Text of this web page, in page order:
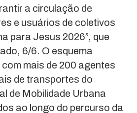
a circulação de
e usuários de coletivos
para Jesus 2026”, que
6/6. O esquema
mais de 200 agentes
de transportes do
de Mobilidade Urbana
ao longo do percurso da